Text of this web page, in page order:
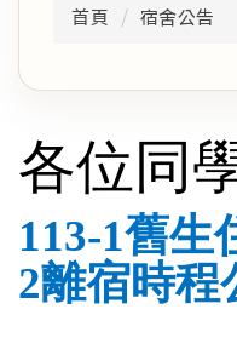
首頁 宿舍公告
各位同
113-1舊生
2離宿時程